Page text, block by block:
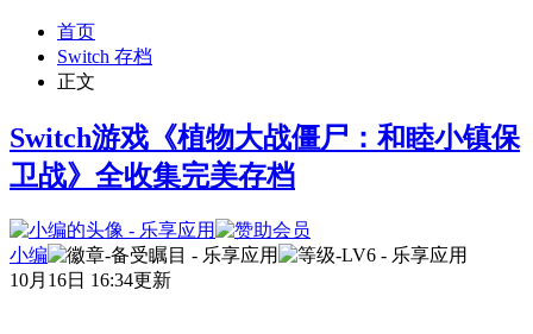
首页
Switch 存档
正文
Switch游戏《植物大战僵尸：和睦小镇保
卫战》全收集完美存档
小编
10月16日 16:34更新